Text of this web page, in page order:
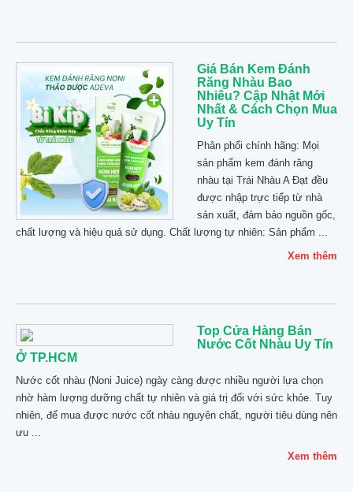
Giá Bán Kem Đánh
Răng Nhàu Bao
Nhiêu? Cập Nhật Mới
Nhất & Cách Chọn Mua
Uy Tín
Phân phối chính hãng: Mọi
sản phẩm kem đánh răng
nhàu tại Trái Nhàu A Đạt đều
được nhập trực tiếp từ nhà
sản xuất, đảm bảo nguồn gốc,
chất lượng và hiệu quả sử dụng. Chất lượng tự nhiên: Sản phẩm ...
Xem thêm
Top Cửa Hàng Bán
Nước Cốt Nhàu Uy Tín
Ở TP.HCM
Nước cốt nhàu (Noni Juice) ngày càng được nhiều người lựa chọn
nhờ hàm lượng dưỡng chất tự nhiên và giá trị đối với sức khỏe. Tuy
nhiên, để mua được nước cốt nhàu nguyên chất, người tiêu dùng nên
ưu ...
Xem thêm